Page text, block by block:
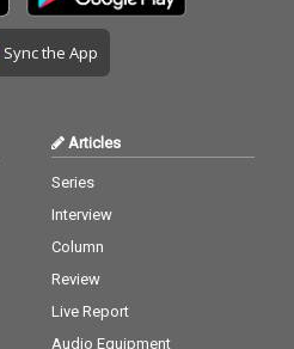
Sync the App
Articles
Series
Interview
Column
Review
Live Report
Audio Equipment